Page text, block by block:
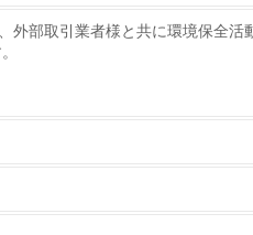
外部取引業者様と共に環境保全活